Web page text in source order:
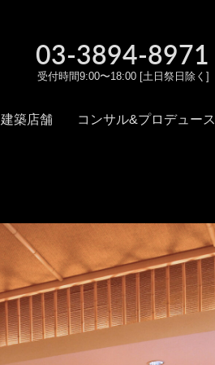
03-3894-8971
受付時間9:00〜18:00 [土日祭日除く]
建築店舗 コンサル&プロデュース